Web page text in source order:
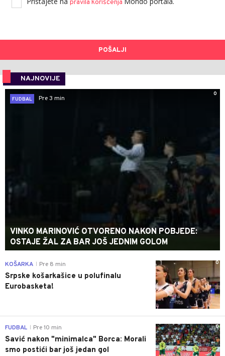
pravila korišćenja
POŠALJI
NAJNOVIJE
0
FUDBAL
Pre 3 min
VINKO MARINOVIĆ OTVORENO NAKON POBJEDE:
OSTAJE ŽAL ZA BAR JOŠ JEDNIM GOLOM
0
KOŠARKA Pre 8 min
Srpske košarkašice u polufinalu
Eurobasketa!
0
FUDBAL Pre 10 min
Savić nakon "minimalca" Borca: Morali
smo postići bar još jedan gol